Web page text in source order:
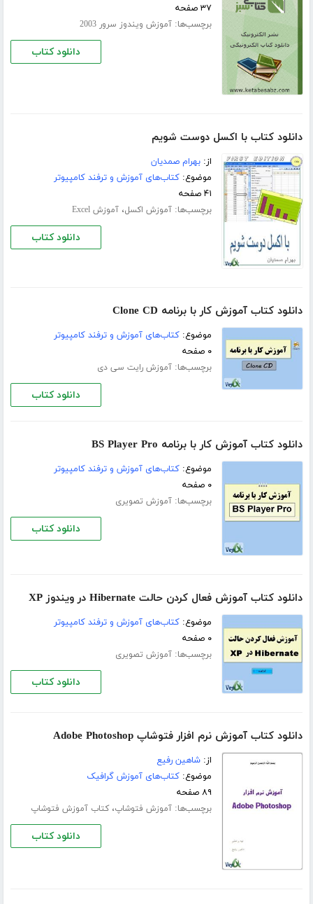
۳۷ صفحه
برچسب‌ها:آموزش ویندوز سرور 2003
دانلود کتاب
دانلود کتاب با اکسل دوست شویم
از:بهرام صمدیان
موضوع:کتاب‌های آموزش و ترفند کامپیوتر
۴۱ صفحه
برچسب‌ها:آموزش اکسل،آموزش Excel
دانلود کتاب
دانلود کتاب آموزش کار با برنامه Clone CD
موضوع:کتاب‌های آموزش و ترفند کامپیوتر
۰ صفحه
برچسب‌ها:آموزش رایت سی دی
دانلود کتاب
دانلود کتاب آموزش کار با برنامه BS Player Pro
موضوع:کتاب‌های آموزش و ترفند کامپیوتر
۰ صفحه
برچسب‌ها:آموزش تصویری
دانلود کتاب
دانلود کتاب آموزش فعال کردن حالت Hibernate در ویندوز XP
موضوع:کتاب‌های آموزش و ترفند کامپیوتر
۰ صفحه
برچسب‌ها:آموزش تصویری
دانلود کتاب
دانلود کتاب آموزش نرم افزار فتوشاپ Adobe Photoshop
از:شاهین رفیع
موضوع:کتاب‌های آموزش گرافیک
۸۹ صفحه
برچسب‌ها:آموزش فتوشاپ،کتاب آموزش فتوشاپ
دانلود کتاب